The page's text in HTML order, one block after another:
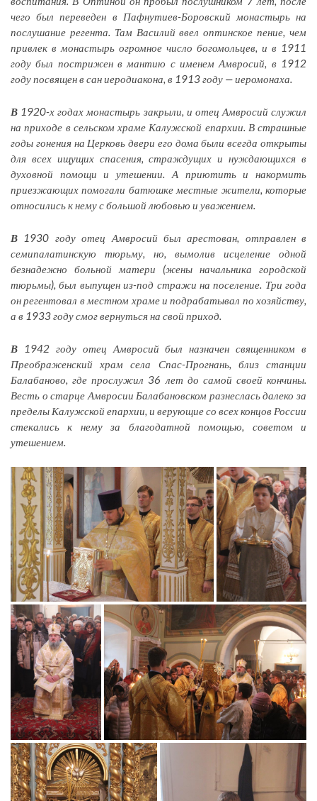
чего был переведен в Пафнутиев-Боровский монастырь на
послушание регента. Там Василий ввел оптинское пение, чем
привлек в монастырь огромное число богомольцев, и в 1911
году был пострижен в мантию с именем Амвросий, в 1912
году посвящен в сан иеродиакона, в 1913 году — иеромонаха.
В 1920-х годах монастырь закрыли, и отец Амвросий служил
на приходе в сельском храме Калужской епархии. В страшные
годы гонения на Церковь двери его дома были всегда открыты
для всех ищущих спасения, страждущих и нуждающихся в
духовной помощи и утешении. А приютить и накормить
приезжающих помогали батюшке местные жители, которые
относились к нему с большой любовью и уважением.
В 1930 году отец Амвросий был арестован, отправлен в
семипалатинскую тюрьму, но, вымолив исцеление одной
безнадежно больной матери (жены начальника городской
тюрьмы), был выпущен из-под стражи на поселение. Три года
он регентовал в местном храме и подрабатывал по хозяйству,
а в 1933 году смог вернуться на свой приход.
В 1942 году отец Амвросий был назначен священником в
Преображенский храм села Спас-Прогнань, близ станции
Балабаново, где прослужил 36 лет до самой своей кончины.
Весть о старце Амвросии Балабановском разнеслась далеко за
пределы Калужской епархии, и верующие со всех концов России
стекались к нему за благодатной помощью, советом и
утешением.